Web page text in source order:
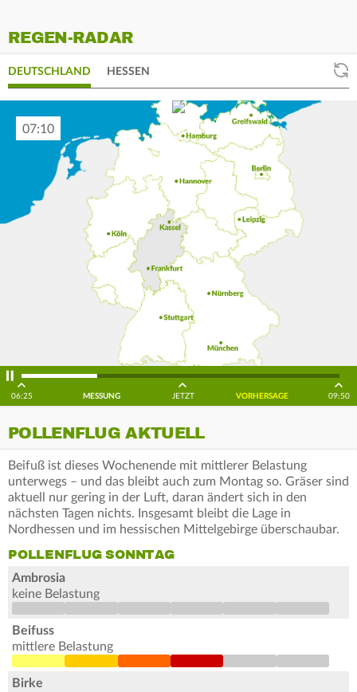
REGEN-RADAR
DEUTSCHLAND HESSEN
07:20
06:25 MESSUNG JETZT VORHERSAGE 09:50
POLLENFLUG AKTUELL
Beifuß ist dieses Wochenende mit mittlerer Belastung
unterwegs – und das bleibt auch zum Montag so. Gräser sind
aktuell nur gering in der Luft, daran ändert sich in den
nächsten Tagen nichts. Insgesamt bleibt die Lage in
Nordhessen und im hessischen Mittelgebirge überschaubar.
POLLENFLUG SONNTAG
Ambrosia
keine Belastung
Beifuss
mittlere Belastung
Birke